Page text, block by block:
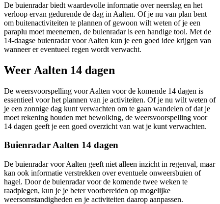
De buienradar biedt waardevolle informatie over neerslag en het
verloop ervan gedurende de dag in Aalten. Of je nu van plan bent
om buitenactiviteiten te plannen of gewoon wilt weten of je een
paraplu moet meenemen, de buienradar is een handige tool. Met de
14-daagse buienradar voor Aalten kun je een goed idee krijgen van
wanneer er eventueel regen wordt verwacht.
Weer Aalten 14 dagen
De weersvoorspelling voor Aalten voor de komende 14 dagen is
essentieel voor het plannen van je activiteiten. Of je nu wilt weten of
je een zonnige dag kunt verwachten om te gaan wandelen of dat je
moet rekening houden met bewolking, de weersvoorspelling voor
14 dagen geeft je een goed overzicht van wat je kunt verwachten.
Buienradar Aalten 14 dagen
De buienradar voor Aalten geeft niet alleen inzicht in regenval, maar
kan ook informatie verstrekken over eventuele onweersbuien of
hagel. Door de buienradar voor de komende twee weken te
raadplegen, kun je je beter voorbereiden op mogelijke
weersomstandigheden en je activiteiten daarop aanpassen.